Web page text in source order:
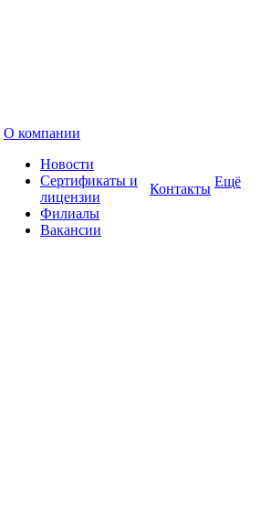
О компании
Новости
Сертификаты и
лицензии
Филиалы
Вакансии
Контакты Ещё